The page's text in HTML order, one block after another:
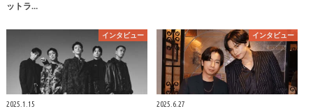
ットラ…
インタビュー
2025.1.15
インタビュー
2025.6.27